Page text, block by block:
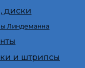
диски
Линдеманна
и штрипсы